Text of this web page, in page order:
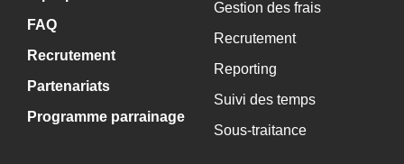
FAQ
Recrutement
Partenariats
Programme parrainage
Gestion des frais
Recrutement
Reporting
Suivi des temps
Sous-traitance